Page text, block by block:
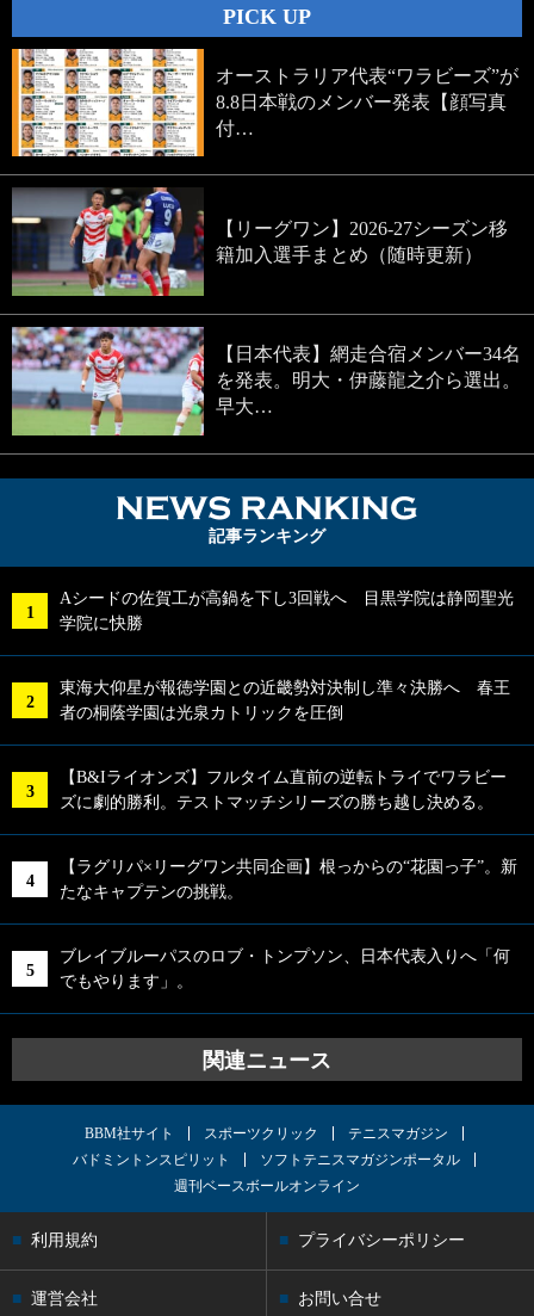
PICK UP
オーストラリア代表“ワラビーズ”が
8.8日本戦のメンバー発表【顔写真
付…
【リーグワン】2026-27シーズン移
籍加入選手まとめ（随時更新）
【日本代表】網走合宿メンバー34名
を発表。明大・伊藤龍之介ら選出。
早大…
記事ランキング
Aシードの佐賀工が高鍋を下し3回戦へ 目黒学院は静岡聖光
学院に快勝
東海大仰星が報徳学園との近畿勢対決制し準々決勝へ 春王
者の桐蔭学園は光泉カトリックを圧倒
【B&Iライオンズ】フルタイム直前の逆転トライでワラビー
ズに劇的勝利。テストマッチシリーズの勝ち越し決める。
【ラグリパ×リーグワン共同企画】根っからの“花園っ子”。新
たなキャプテンの挑戦。
ブレイブルーパスのロブ・トンプソン、日本代表入りへ「何
でもやります」。
関連ニュース
BBM社サイト スポーツクリック
テニスマガジン
バドミントンスピリット
ソフトテニスマガジンポータル
週刊ベースボールオンライン
利用規約 プライバシーポリシー
運営会社 お問い合せ